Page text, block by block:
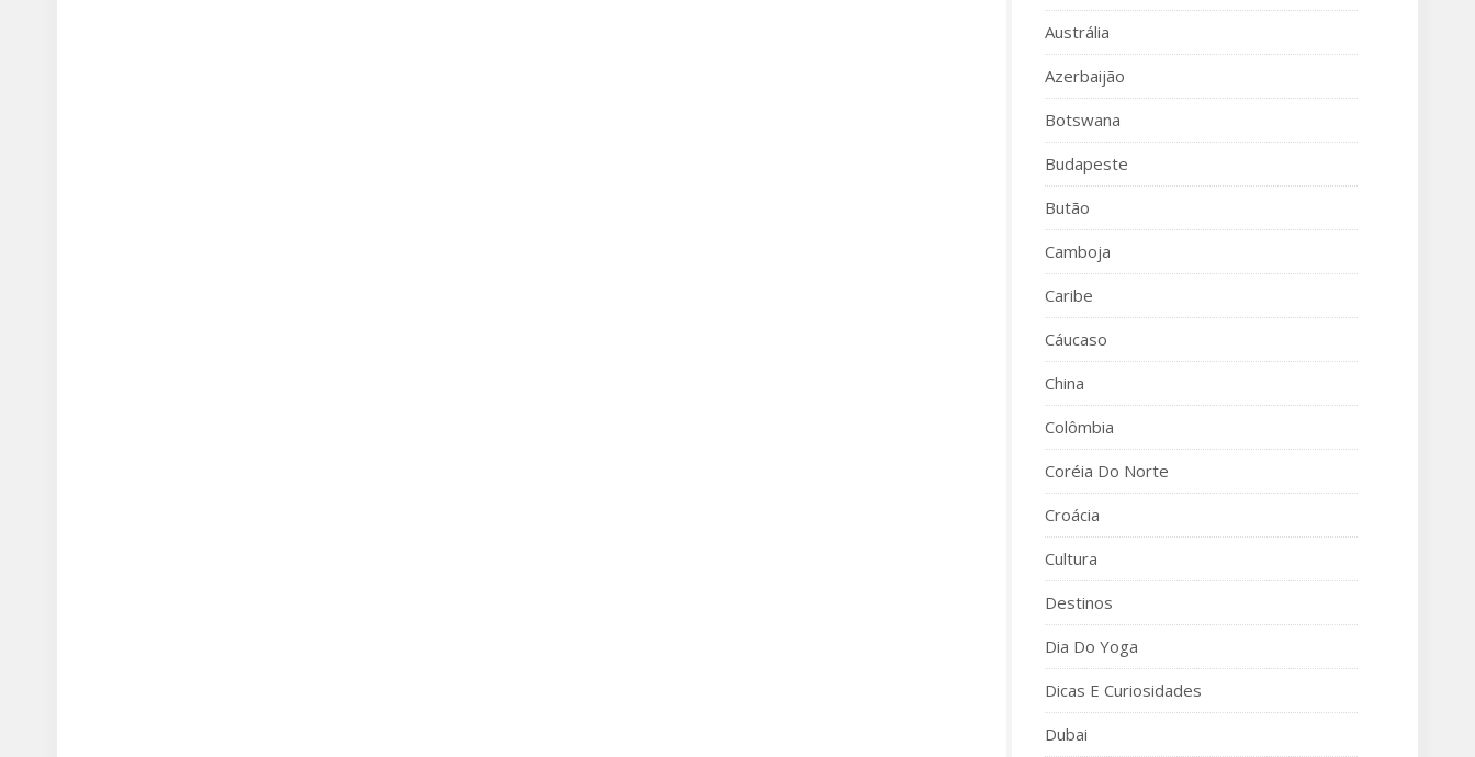
Austrália
Azerbaijão
Botswana
Budapeste
Butão
Camboja
Caribe
Cáucaso
China
Colômbia
Coréia Do Norte
Croácia
Cultura
Destinos
Dia Do Yoga
Dicas E Curiosidades
Dubai